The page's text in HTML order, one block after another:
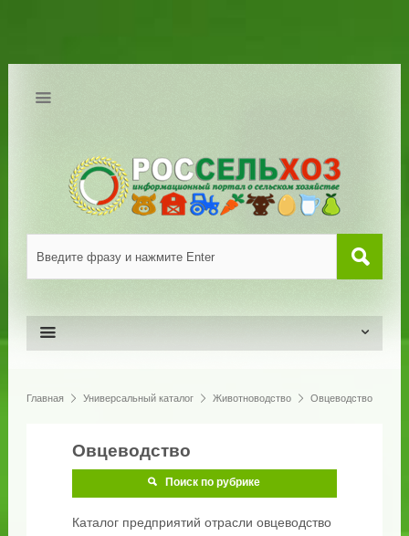
Главная Универсальный каталог Животноводство Овцеводство
Овцеводство
Поиск по рубрике
Каталог предприятий отрасли овцеводство